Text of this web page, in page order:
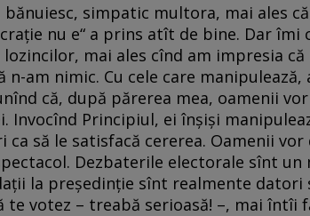
bănuiesc, simpatic multora, mai ales
nu e“ a prins atît de bine. Dar
mai ales cînd am impresia că
n-am nimic. Cu cele care
că, după părerea mea, oamenii
Invocînd Principiul, ei înșiși
să le satisfacă cererea. Oamenii
Dezbaterile electorale sînt
la președinție sînt realmente datori
te votez – treabă serioasă! –, mai întîi